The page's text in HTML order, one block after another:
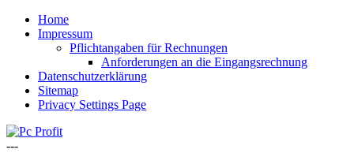
Home
Impressum
Pflichtangaben für Rechnungen
Anforderungen an die Eingangsrechnung
Datenschutzerklärung
Sitemap
Privacy Settings Page
---